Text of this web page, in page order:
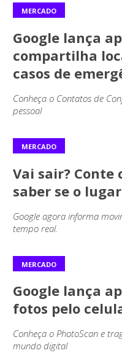
MERCADO
Google lança
compartilha
casos de
Conheça o Contatos de
pessoal
MERCADO
Vai sair? Conte
saber se o
Google agora informa
tempo real.
MERCADO
Google lança
fotos pelo
Conheça o PhotoScan e
mundo digital